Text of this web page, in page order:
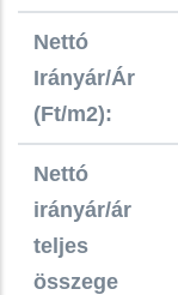
Nettó
Irányár/Ár
(Ft/m2):
Nettó
irányár/ár
teljes
összege